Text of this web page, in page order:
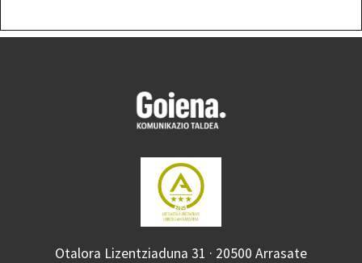
Otalora Lizentziaduna 31 · 20500 Arrasate